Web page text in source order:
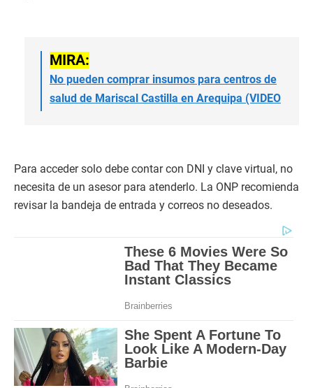
MIRA:
No pueden comprar insumos para centros de
salud de Mariscal Castilla en Arequipa (VIDEO
Para acceder solo debe contar con DNI y clave virtual, no
necesita de un asesor para atenderlo. La ONP recomienda
revisar la bandeja de entrada y correos no deseados.